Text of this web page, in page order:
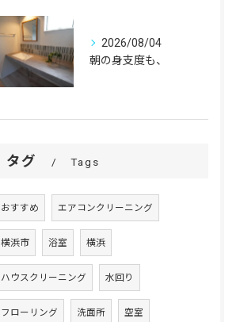
2026/08/04
朝の身支度も、
タグ Tags
おすすめ エアコンクリーニング
横浜市 浴室 横浜
ハウスクリーニング 水回り
フローリング 洗面所 空室